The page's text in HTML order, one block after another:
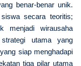
benar-benar unik.
secara teoritis;
menjadi wirausaha
utama yang
siap menghadapi
tiga pilar utama